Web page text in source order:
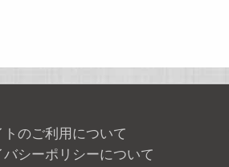
トのご利用について
バシーポリシーについて